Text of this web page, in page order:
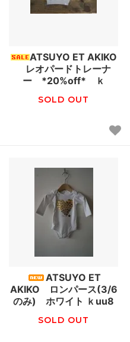
ATSUYO ET AKIKO
レオパードトレーナ
ー *20%off* ｋ
SOLD OUT
ATSUYO ET
AKIKO ロンパース(3/6
のみ) ホワイト ｋuu8
SOLD OUT